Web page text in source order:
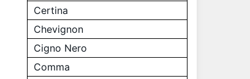
Certina
Chevignon
Cigno Nero
Comma